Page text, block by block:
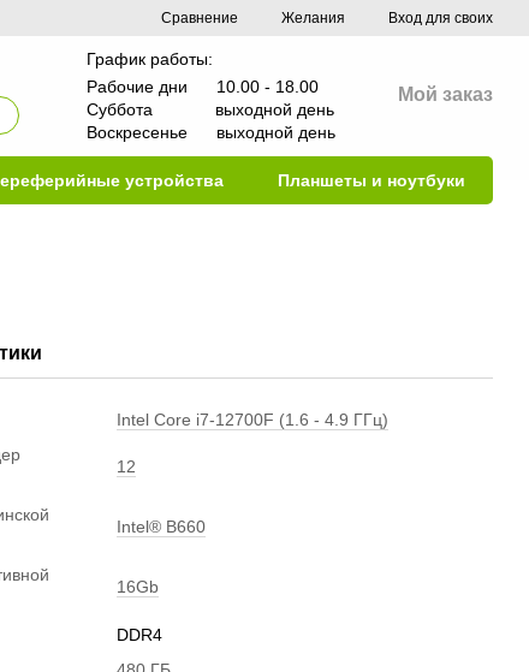
Сравнение Желания Вход для своих
График работы:
Рабочие дни 10.00 - 18.00
Суббота выходной день
Воскресенье выходной день
Мой заказ
устройства Планшеты и ноутбуки
Intel Core i7-12700F (1.6 - 4.9 ГГц)
12
Intel® B660
16Gb
DDR4